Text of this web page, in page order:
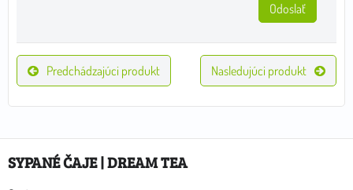
Odoslať
Predchádzajúci produkt Nasledujúci produkt
SYPANÉ ČAJE | DREAM TEA